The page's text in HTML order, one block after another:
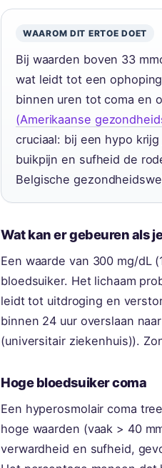
WAAROM DIT ERTOE DOET
Bij waarden boven 33
wat leidt tot een
binnen uren tot coma en
(Amerikaanse
cruciaal: bij een hypo
buikpijn en sufheid de
Belgische
Wat kan er gebeuren als
Een waarde van 300 mg/dL
bloedsuiker. Het lichaam
leidt tot uitdroging en
binnen 24 uur overslaan
(universitair ziekenhuis)).
Hoge bloedsuiker coma
Een hyperosmolair coma
hoge waarden (vaak > 40
verwardheid en sufheid,